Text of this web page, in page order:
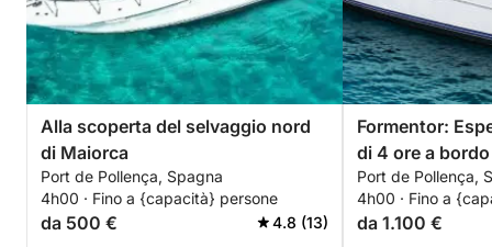
Alla scoperta del selvaggio nord
di Maiorca
Port de Pollença, Spagna
4h00 · Fino a {capacità} persone
da 500 € 4.8 (13)
Formentor:
di 4 ore a
skipper.
Port de Pollença,
4h00 · Fino a
da 1.100 €